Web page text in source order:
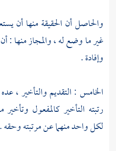
والحاصل أن الحقيقة منها أن
غير ما وضع له ، والمجاز منها :
وإفادة .
الخامس : التقديم والتأخير ،
رتبته التأخير كالمفعول
لكل واحد منهما عن مرتبته وحقه .